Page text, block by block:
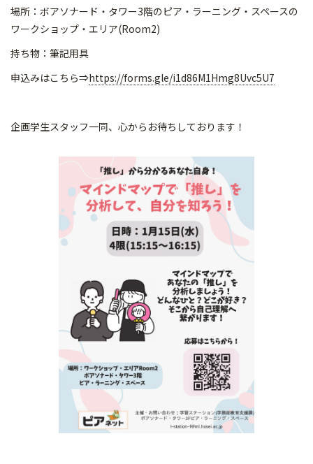
場所：ボアソナード・タワー3階のピア・ラーニング・スペースの
ワークショップ・エリア(Room2)
持ち物：筆記用具
申込みはこちら⇒https://forms.gle/i1d86M1Hmg8Uvc5U7
企画学生スタッフ一同、心からお待ちしております！